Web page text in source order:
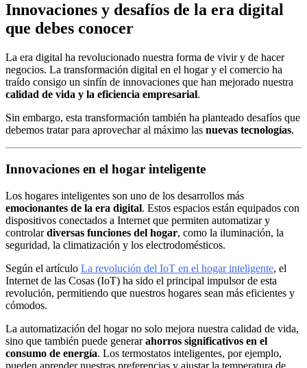
Innovaciones y desafíos de la era digital
que debes conocer
La era digital ha revolucionado nuestra forma de vivir y de hacer
negocios. La transformación digital en el hogar y el comercio ha
traído consigo un sinfín de innovaciones que han mejorado nuestra
calidad de vida y la eficiencia empresarial.
Sin embargo, esta transformación también ha planteado desafíos que
debemos tratar para aprovechar al máximo las nuevas tecnologías.
Innovaciones en el hogar inteligente
Los hogares inteligentes son uno de los desarrollos más
emocionantes de la era digital. Estos espacios están equipados con
dispositivos conectados a Internet que permiten automatizar y
controlardiversas funciones del hogar, como la iluminación, la
seguridad, la climatización y los electrodomésticos.
Según el artículo La revolución del IoT en el hogar inteligente, el
Internet de las Cosas (IoT) ha sido el principal impulsor de esta
revolución, permitiendo que nuestros hogares sean más eficientes y
cómodos.
La automatización del hogar no solo mejora nuestra calidad de vida,
sino que también puede generarahorros significativos en el
consumo de energía. Los termostatos inteligentes, por ejemplo,
pueden aprender nuestras preferencias y ajustar la temperatura de